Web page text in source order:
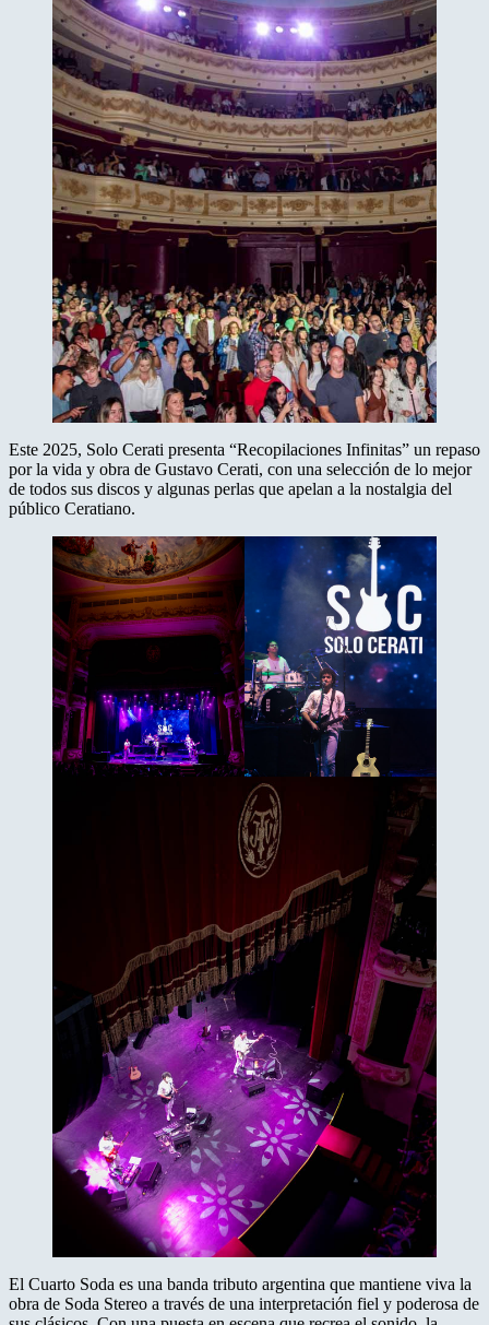
Este 2025, Solo Cerati presenta “Recopilaciones Infinitas” un repaso
por la vida y obra de Gustavo Cerati, con una selección de lo mejor
de todos sus discos y algunas perlas que apelan a la nostalgia del
público Ceratiano.
El Cuarto Soda es una banda tributo argentina que mantiene viva la
obra de Soda Stereo a través de una interpretación fiel y poderosa de